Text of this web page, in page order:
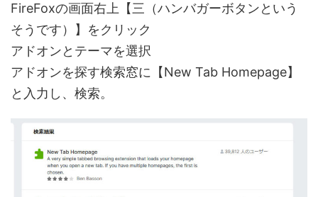
FireFoxの画面右上【三（ハンバガーボタンという
そうです）】をクリック
アドオンとテーマを選択
アドオンを探す検索窓に【New Tab Homepage】
と入力し、検索。